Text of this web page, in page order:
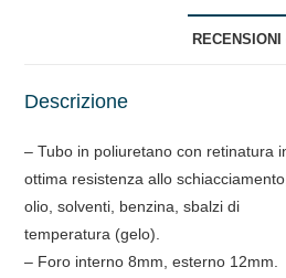
RECENSIONI
Descrizione
– Tubo in poliuretano con retinatura
ottima resistenza allo
olio, solventi, benzina, sbalzi di
temperatura (gelo).
– Foro interno 8mm, esterno 12mm.